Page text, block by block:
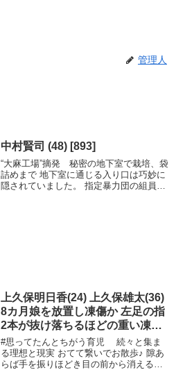
管理人
中村賢司 (48) [893]
“大麻工場”摘発 秘密の地下室で栽培、袋
詰めまで 地下室に通じる入り口は巧妙に
隠されていました。 指定暴力団の組員・
上久保明日香(24) 上久保雄太(36)
8カ月娘を放置し凍傷か 左足の指
2本が抜け落ちるほどの重い凍傷
母親は日常的に虐待の疑い
#思ってたんとちがう育児 続々と集ま
る理想と現実 おてて繋いでお散歩♪ 隙あ
らば手を振りほどき目の前から消える忍